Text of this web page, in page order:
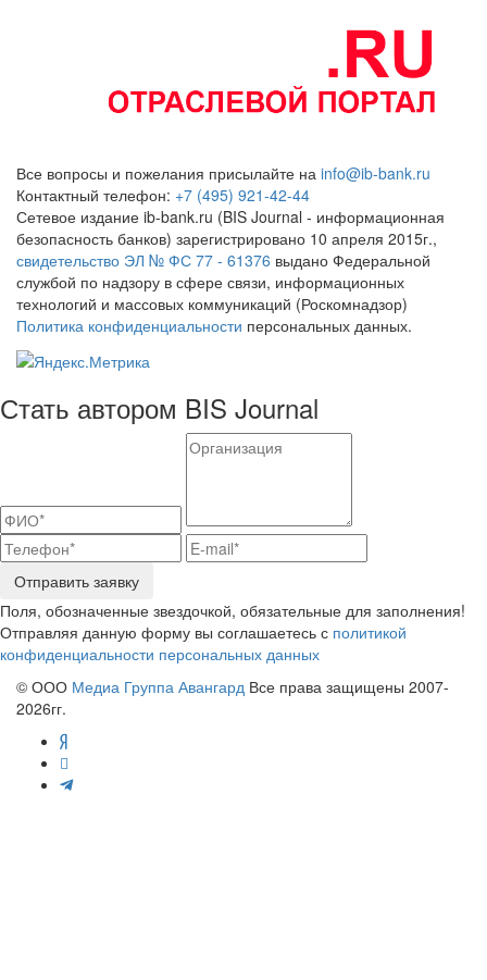
Все вопросы и пожелания присылайте на info@ib-bank.ru
Контактный телефон: +7 (495) 921-42-44
Сетевое издание ib-bank.ru (BIS Journal - информационная
безопасность банков) зарегистрировано 10 апреля 2015г.,
свидетельство ЭЛ № ФС 77 - 61376 выдано Федеральной
службой по надзору в сфере связи, информационных
технологий и массовых коммуникаций (Роскомнадзор)
Политика конфиденциальности персональных данных.
Стать автором BIS Journal
Отправить заявку
Поля, обозначенные звездочкой, обязательные для заполнения!
Отправляя данную форму вы соглашаетесь с политикой
конфиденциальности персональных данных
© ООО Медиа Группа Авангард Все права защищены 2007-
2026гг.